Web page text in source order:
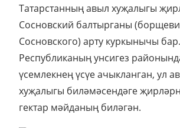
Татарстанның авыл хуҗалыгы
Сосновский балтырганы
Сосновского) арту куркынычы бар.
Республиканың унсигез
үсемлекнең үсүе ачыкланган, ул
хуҗалыгы биләмәсендәге
гектар мәйданың биләгән.